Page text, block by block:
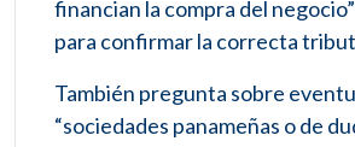
financian la compra del
para confirmar la correcta
También pregunta sobre
“sociedades panameñas o de